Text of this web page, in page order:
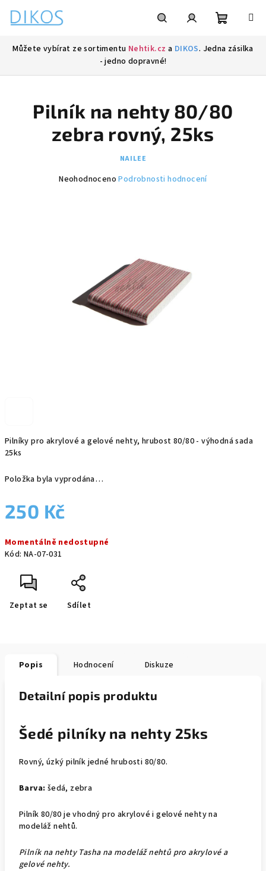
obsah
Můžete vybírat ze sortimentu Nehtik.cz a DIKOS. Jedna zásilka
- jedno dopravné!
Pilníky pro akrylové a gelové nehty, hrubost 80/80 - výhodná sada
25ks
Položka byla vyprodána…
250 Kč
cena:
Momentálně nedostupné
Kód: NA-07-031
Zeptat se Sdílet
Pilník na nehty 80/80
zebra rovný, 25ks
NAILEE
Průměrné
Neohodnoceno Podrobnosti hodnocení
Popis Hodnocení Diskuze
Detailní popis produktu
Šedé pilníky na nehty 25ks
Rovný, úzký pilník jedné hrubosti 80/80.
Barva: šedá, zebra
Pilník 80/80 je vhodný pro akrylové i gelové nehty na
modeláž nehtů.
Pilník na nehty Tasha na modeláž nehtů pro akrylové a
gelové nehty.